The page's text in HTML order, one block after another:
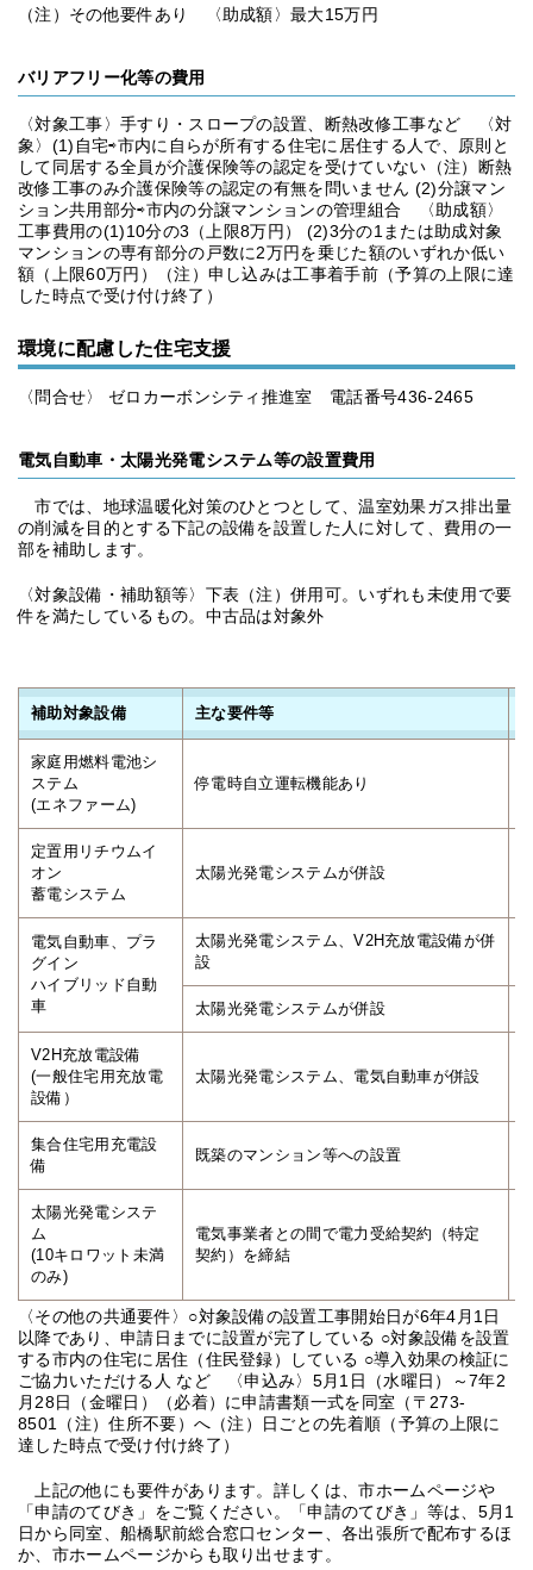
（注）その他要件あり 〈助成額〉最大15万円
バリアフリー化等の費用
〈対象工事〉手すり・スロープの設置、断熱改修工事など 〈対
象〉(1)自宅⇨市内に自らが所有する住宅に居住する人で、原則と
して同居する全員が介護保険等の認定を受けていない（注）断熱
改修工事のみ介護保険等の認定の有無を問いません (2)分譲マン
ション共用部分⇨市内の分譲マンションの管理組合 〈助成額〉
工事費用の(1)10分の3（上限8万円） (2)3分の1または助成対象
マンションの専有部分の戸数に2万円を乗じた額のいずれか低い
額（上限60万円）（注）申し込みは工事着手前（予算の上限に達
した時点で受け付け終了）
環境に配慮した住宅支援
〈問合せ〉 ゼロカーボンシティ推進室 電話番号436-2465
電気自動車・太陽光発電システム等の設置費用
市では、地球温暖化対策のひとつとして、温室効果ガス排出量
の削減を目的とする下記の設備を設置した人に対して、費用の一
部を補助します。
〈対象設備・補助額等〉下表（注）併用可。いずれも未使用で要
件を満たしているもの。中古品は対象外
補助対象設備 主な要件等
家庭用燃料電池シ
ステム
(エネファーム)
停電時自立運転機能あり
定置用リチウムイ
オン
蓄電システム
太陽光発電システムが併設
電気自動車、プラ
グイン
ハイブリッド自動
車
太陽光発電システム、V2H充放電設備が併
設
太陽光発電システムが併設
V2H充放電設備
(一般住宅用充放電
設備）
太陽光発電システム、電気自動車が併設
集合住宅用充電設
備
既築のマンション等への設置
太陽光発電システ
ム
(10キロワット未満
のみ)
電気事業者との間で電力受給契約（特定
契約）を締結
〈その他の共通要件〉○対象設備の設置工事開始日が6年4月1日
以降であり、申請日までに設置が完了している ○対象設備を設置
する市内の住宅に居住（住民登録）している ○導入効果の検証に
ご協力いただける人 など 〈申込み〉5月1日（水曜日）～7年2
月28日（金曜日）（必着）に申請書類一式を同室（〒273-
8501（注）住所不要）へ（注）日ごとの先着順（予算の上限に
達した時点で受け付け終了）
上記の他にも要件があります。詳しくは、市ホームページや
「申請のてびき」をご覧ください。「申請のてびき」等は、5月1
日から同室、船橋駅前総合窓口センター、各出張所で配布するほ
か、市ホームページからも取り出せます。